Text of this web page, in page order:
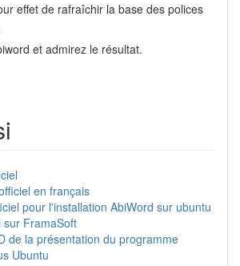
effet de rafraîchir la base des polices
et admirez le résultat.
en français
pour l'installation AbiWord sur ubuntu
sur FramaSoft
de la présentation du programme
Ubuntu